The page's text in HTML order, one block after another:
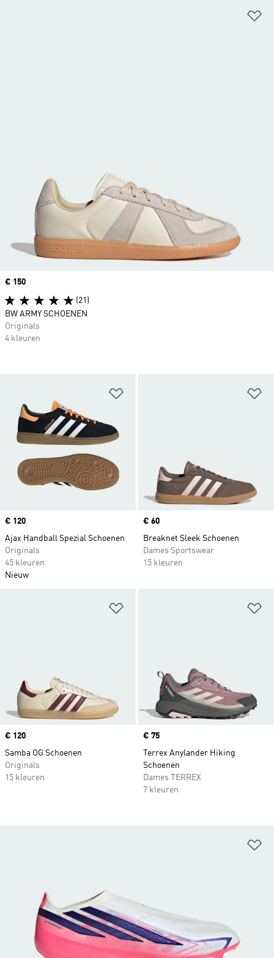
Price
€ 120
Ajax Handball Spezial Schoenen
Originals
45 kleuren
Nieuw
Price
€ 60
Breaknet Sleek Schoenen
Dames Sportswear
15 kleuren
Price
€ 120
Samba OG Schoenen
Originals
15 kleuren
Price
€ 75
Terrex Anylander Hiking
Schoenen
Dames TERREX
7 kleuren
Price
€ 150
(21)
BW ARMY SCHOENEN
Originals
4 kleuren